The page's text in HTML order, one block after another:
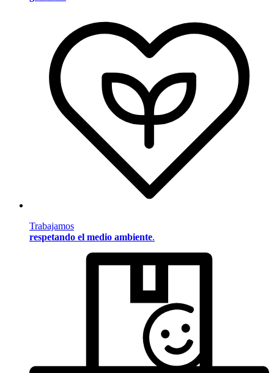
Trabajamos
respetando el medio ambiente.